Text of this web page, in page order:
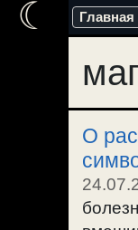
Перейти
содержимому
Главная
О
☾